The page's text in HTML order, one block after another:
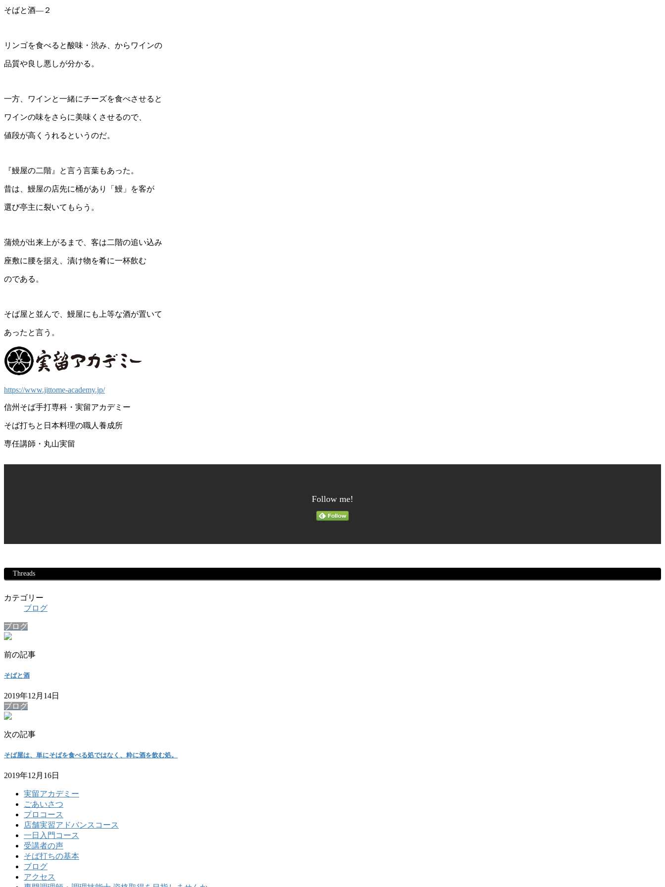
そばと酒―２
リンゴを食べると酸味・渋み、からワインの
品質や良し悪しが分かる。
一方、ワインと一緒にチーズを食べさせると
ワインの味をさらに美味くさせるので、
値段が高くうれるというのだ。
『鰻屋の二階』と言う言葉もあった。
昔は、鰻屋の店先に桶があり「鰻」を客が
選び亭主に裂いてもらう。
蒲焼が出来上がるまで、客は二階の追い込み
座敷に腰を据え、漬け物を肴に一杯飲む
のである。
そば屋と並んで、鰻屋にも上等な酒が置いて
あったと言う。
https://www.jittome-academy.jp/
信州そば手打専科・実留アカデミー
そば打ちと日本料理の職人養成所
専任講師・丸山実留
Follow me!
Threads
カテゴリー
ブログ
ブログ
前の記事
そばと酒
2019年12月14日
ブログ
次の記事
そば屋は、単にそばを食べる処ではなく、粋に酒を飲む処。
2019年12月16日
実留アカデミー
ごあいさつ
プロコース
店舗実習アドバンスコース
一日入門コース
受講者の声
そば打ちの基本
ブログ
アクセス